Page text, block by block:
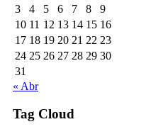
3
4 5 6 7 8
9
10 11 12 13 14 15 16
17 18 19 20 21 22 23
24 25 26 27 28 29 30
31
« Abr
Tag Cloud